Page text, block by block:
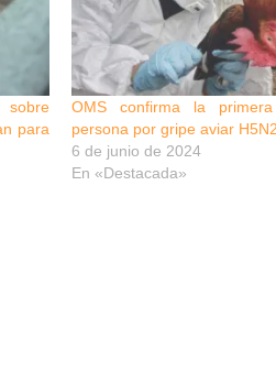
sobre
para
OMS confirma la
persona por gripe aviar H5N2
6 de junio de 2024
En «Destacada»